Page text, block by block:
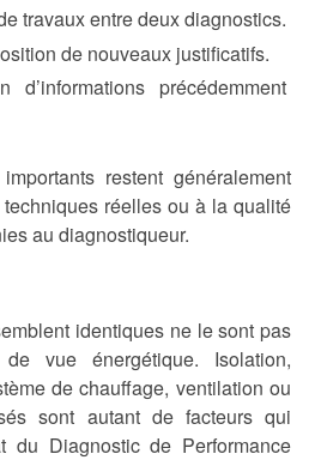
travaux entre deux diagnostics.
de nouveaux justificatifs.
d’informations précédemment
restent généralement
réelles ou à la qualité
au diagnostiqueur.
identiques ne le sont pas
vue énergétique. Isolation,
de chauffage, ventilation ou
sont autant de facteurs qui
du Diagnostic de Performance